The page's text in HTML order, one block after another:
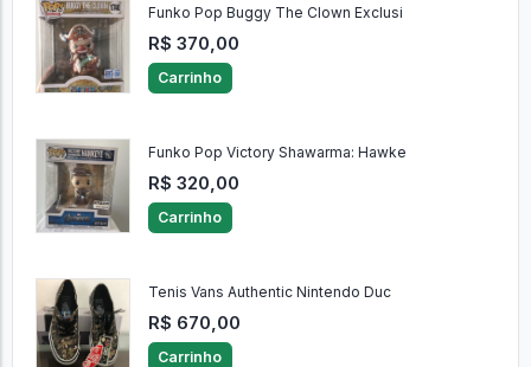
Funko Pop Buggy The Clown Exclusi
R$ 370,00
Carrinho
Funko Pop Victory Shawarma: Hawke
R$ 320,00
Carrinho
Tenis Vans Authentic Nintendo Duc
R$ 670,00
Carrinho